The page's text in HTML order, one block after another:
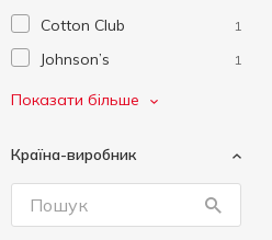
Cotton Club 1
Johnson’s 1
Johnson’s baby
Novita 5
Smile
Віола 2
Показати більше
Країна-виробник